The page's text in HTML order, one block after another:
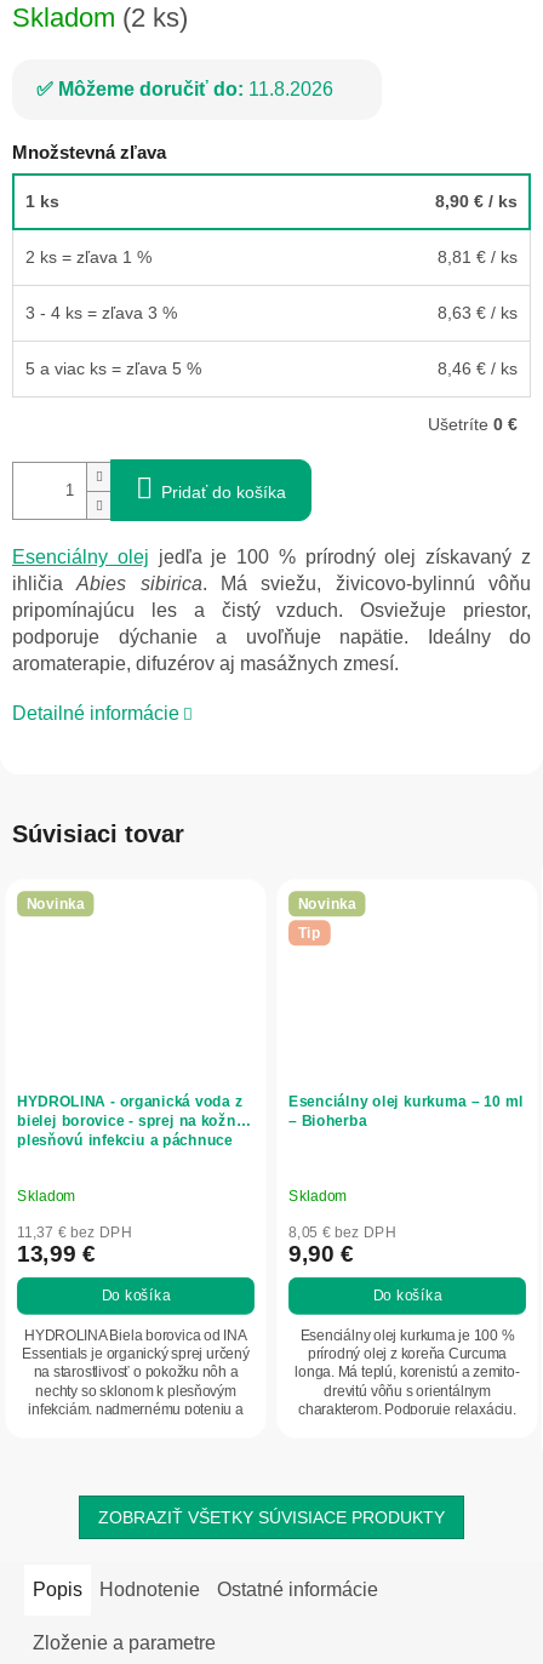
Skladom (2 ks)
Môžeme doručiť do: 11.8.2026
Množstevná zľava
1 ks 8,90 € / ks
2 ks = zľava 1 % 8,81 € / ks
3 - 4 ks = zľava 3 % 8,63 € / ks
5 a viac ks = zľava 5 % 8,46 € / ks
Ušetríte 0 €
Pridať do košíka
Esenciálny olej jedľa je 100 % prírodný olej získavaný z
ihličiaAbies sibirica. Má sviežu, živicovo-bylinnú vôňu
pripomínajúcu les a čistý vzduch. Osviežuje priestor,
podporuje dýchanie a uvoľňuje napätie. Ideálny do
aromaterapie, difuzérov aj masážnych zmesí.
Detailné informácie
Súvisiaci tovar
Novinka
HYDROLINA - organická voda z
bielej borovice - sprej na kožnú
plesňovú infekciu a páchnuce
Skladom
11,37 € bez DPH
13,99 €
Do košíka
HYDROLINA Biela borovica od INA
Essentials je organický sprej určený
na starostlivosť o pokožku nôh a
nechty so sklonom k plesňovým
infekciám, nadmernému poteniu a
Novinka
Tip
Esenciálny olej kurkuma – 10 ml
– Bioherba
Skladom
8,05 € bez DPH
9,90 €
Do košíka
Esenciálny olej kurkuma je 100 %
prírodný olej z koreňa Curcuma
longa. Má teplú, korenistú a zemito-
drevitú vôňu s orientálnym
charakterom. Podporuje relaxáciu,
ZOBRAZIŤ VŠETKY SÚVISIACE PRODUKTY
Popis Hodnotenie Ostatné informácie
Zloženie a parametre